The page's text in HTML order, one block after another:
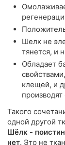
Шелк не
тянется, и
Обладает
клещей, и
Такого
одной другой
Шёлк -
нет. Это не